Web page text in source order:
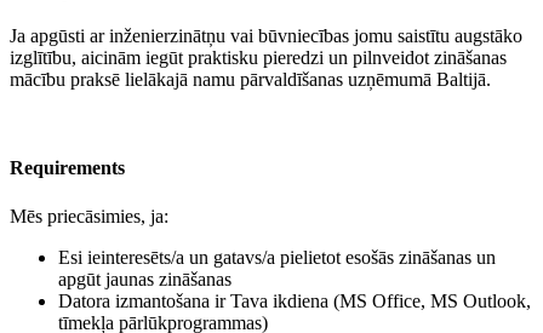
Ja apgūsti ar inženierzinātņu vai būvniecības jomu saistītu augstāko
izglītību, aicinām iegūt praktisku pieredzi un pilnveidot zināšanas
mācību praksē lielākajā namu pārvaldīšanas uzņēmumā Baltijā.
Requirements
Mēs priecāsimies, ja:
Esi ieinteresēts/a un gatavs/a pielietot esošās zināšanas un
apgūt jaunas zināšanas
Datora izmantošana ir Tava ikdiena (MS Office, MS Outlook,
tīmekļa pārlūkprogrammas)